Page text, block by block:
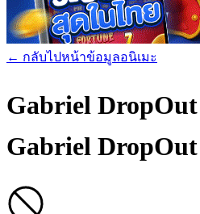
← กลับไปหน้าข้อมูลอนิเมะ
Gabriel
Gabriel